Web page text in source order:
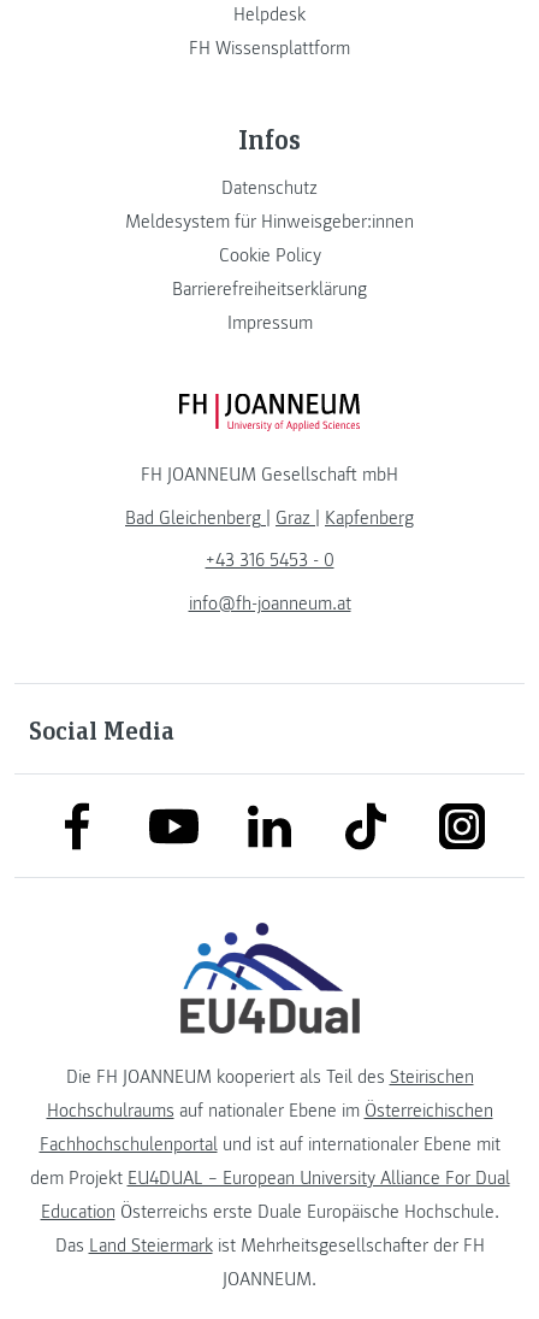
Helpdesk
FH Wissensplattform
Infos
Datenschutz
Meldesystem für Hinweisgeber:innen
Cookie Policy
Barrierefreiheitserklärung
Impressum
FH JOANNEUM Logo
FH JOANNEUM Gesellschaft mbH
Bad Gleichenberg | Graz | Kapfenberg
+43 316 5453 - 0
info@fh-joanneum.at
Social Media
link to facebooklink to youtubelink to linkedinlink to tiktok link to
Die FH JOANNEUM kooperiert als Teil des Steirischen
Hochschulraums auf nationaler Ebene im Österreichischen
Fachhochschulenportalund ist auf internationaler Ebene mit
dem Projekt EU4DUAL – European University Alliance For Dual
Education Österreichs erste Duale Europäische Hochschule.
Das Land Steiermarkist Mehrheitsgesellschafter der FH
JOANNEUM.